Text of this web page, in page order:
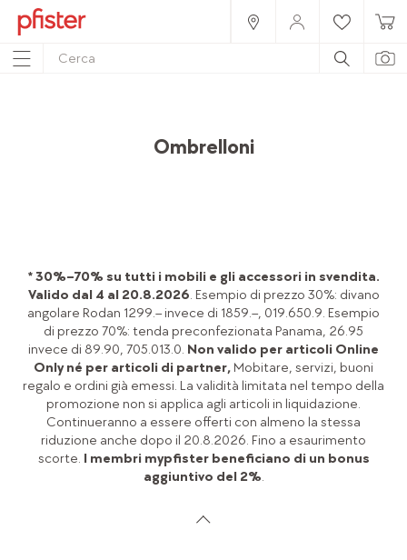
Protezione contro il sole
Ombrelloni
* 30%–70% su tutti i mobili e gli accessori in svendita.
Valido dal 4 al 20.8.2026. Esempio di prezzo 30%: divano
angolare Rodan 1299.– invece di 1859.–, 019.650.9. Esempio
di prezzo 70%: tenda preconfezionata Panama, 26.95
invece di 89.90, 705.013.0. Non valido per articoli Online
Only né per articoli di partner, Mobitare, servizi, buoni
regalo e ordini già emessi. La validità limitata nel tempo della
promozione non si applica agli articoli in liquidazione.
Continueranno a essere offerti con almeno la stessa
riduzione anche dopo il 20.8.2026. Fino a esaurimento
scorte. I membri mypfister beneficiano di un bonus
aggiuntivo del 2%.